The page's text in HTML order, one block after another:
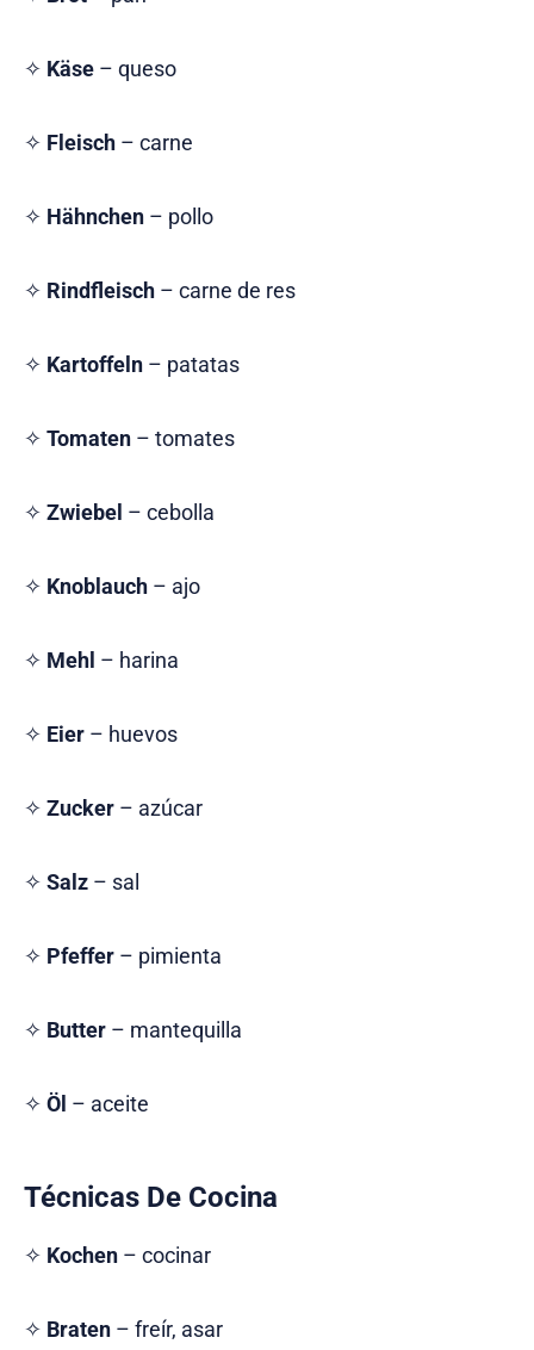
✧ Käse – queso
✧ Fleisch – carne
✧ Hähnchen – pollo
✧ Rindfleisch – carne de res
✧ Kartoffeln – patatas
✧ Tomaten – tomates
✧ Zwiebel – cebolla
✧ Knoblauch – ajo
✧ Mehl – harina
✧ Eier – huevos
✧ Zucker – azúcar
✧ Salz – sal
✧ Pfeffer – pimienta
✧ Butter – mantequilla
✧ Öl – aceite
Técnicas De Cocina
✧ Kochen – cocinar
✧ Braten – freír, asar